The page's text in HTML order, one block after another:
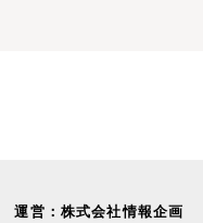
運営：株式会社情報企画